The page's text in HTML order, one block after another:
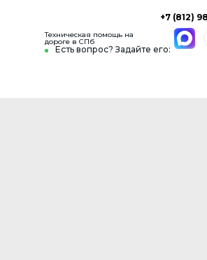
Есть вопрос? Задайте его:
+7 (812)
Техническая помощь на
дороге в СПб